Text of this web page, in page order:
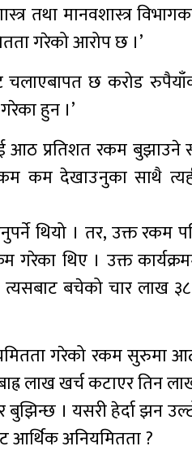
तथा मानवशास्त्र
गरेको आरोप छ ।’
चलाएबापत छ करोड
हुन ।’
प्रतिशत रकम बुझाउने
कम देखाउनुका साथै
थियो । तर, उक्त रकम
गरेका थिए । उक्त
त्यसबाट बचेको चार लाख
गरेको रकम सुरुमा
लाख खर्च कटाएर तिन
। यसरी हेर्दा झन
आर्थिक अनियमितता ?